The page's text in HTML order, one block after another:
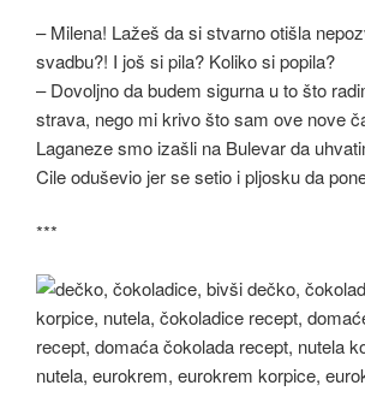
– Milena! Lažeš da si stvarno otišla
svadbu?! I još si pila? Koliko si popila?
– Dovoljno da budem sigurna u to što
strava, nego mi krivo što sam ove nove
Laganeze smo izašli na Bulevar da
Cile oduševio jer se setio i pljosku da
***